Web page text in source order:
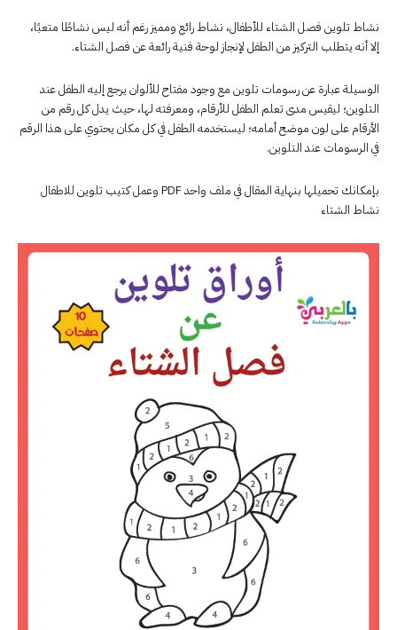
نشاط تلوين فصل الشتاء للأطفال، نشاط رائع ومميز رغم أنه ليس نشاطًا متعبًا،
إلا أنه يتطلب التركيز من الطفل لإنجاز لوحة فنية رائعة عن فصل الشتاء.
الوسيلة عبارة عن رسومات تلوين مع وجود مفتاح للألوان يرجع إليه الطفل عند
التلوين؛ ليقيس مدى تعلم الطفل للأرقام، ومعرفته لها، حيث يدل كل رقم من
الأرقام على لون موضح أمامه؛ ليستخدمه الطفل في كل مكان يحتوي على هذا الرقم
في الرسومات عند التلوين.
بإمكانك تحميلها بنهاية المقال في ملف واحد PDF وعمل كتيب تلوين للاطفال
نشاط الشتاء